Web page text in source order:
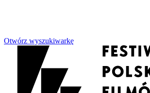
Otwórz wyszukiwarkę